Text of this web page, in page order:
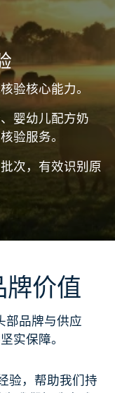
验核心能力。​​
婴幼儿配方奶
验服务。​​
次，有效识别原
价值​
部品牌与供应
实保障。
验，帮助我们持